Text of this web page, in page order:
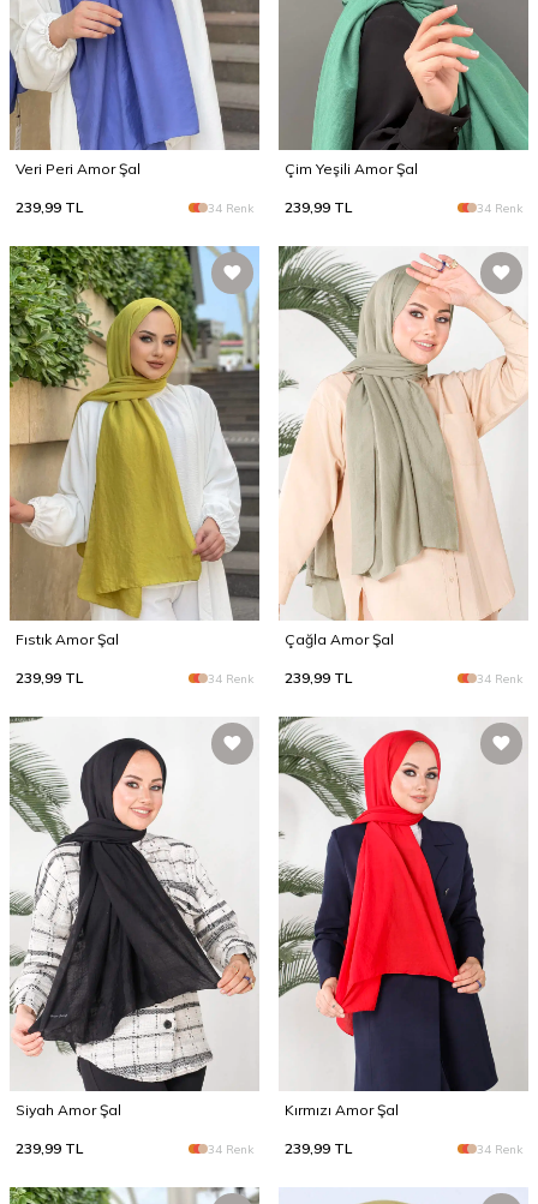
Veri Peri Amor Şal
239,99 TL 34 Renk
Çim Yeşili Amor Şal
239,99 TL 34 Renk
Fıstık Amor Şal
239,99 TL 34 Renk
Çağla Amor Şal
239,99 TL 34 Renk
Siyah Amor Şal
239,99 TL 34 Renk
Kırmızı Amor Şal
239,99 TL 34 Renk